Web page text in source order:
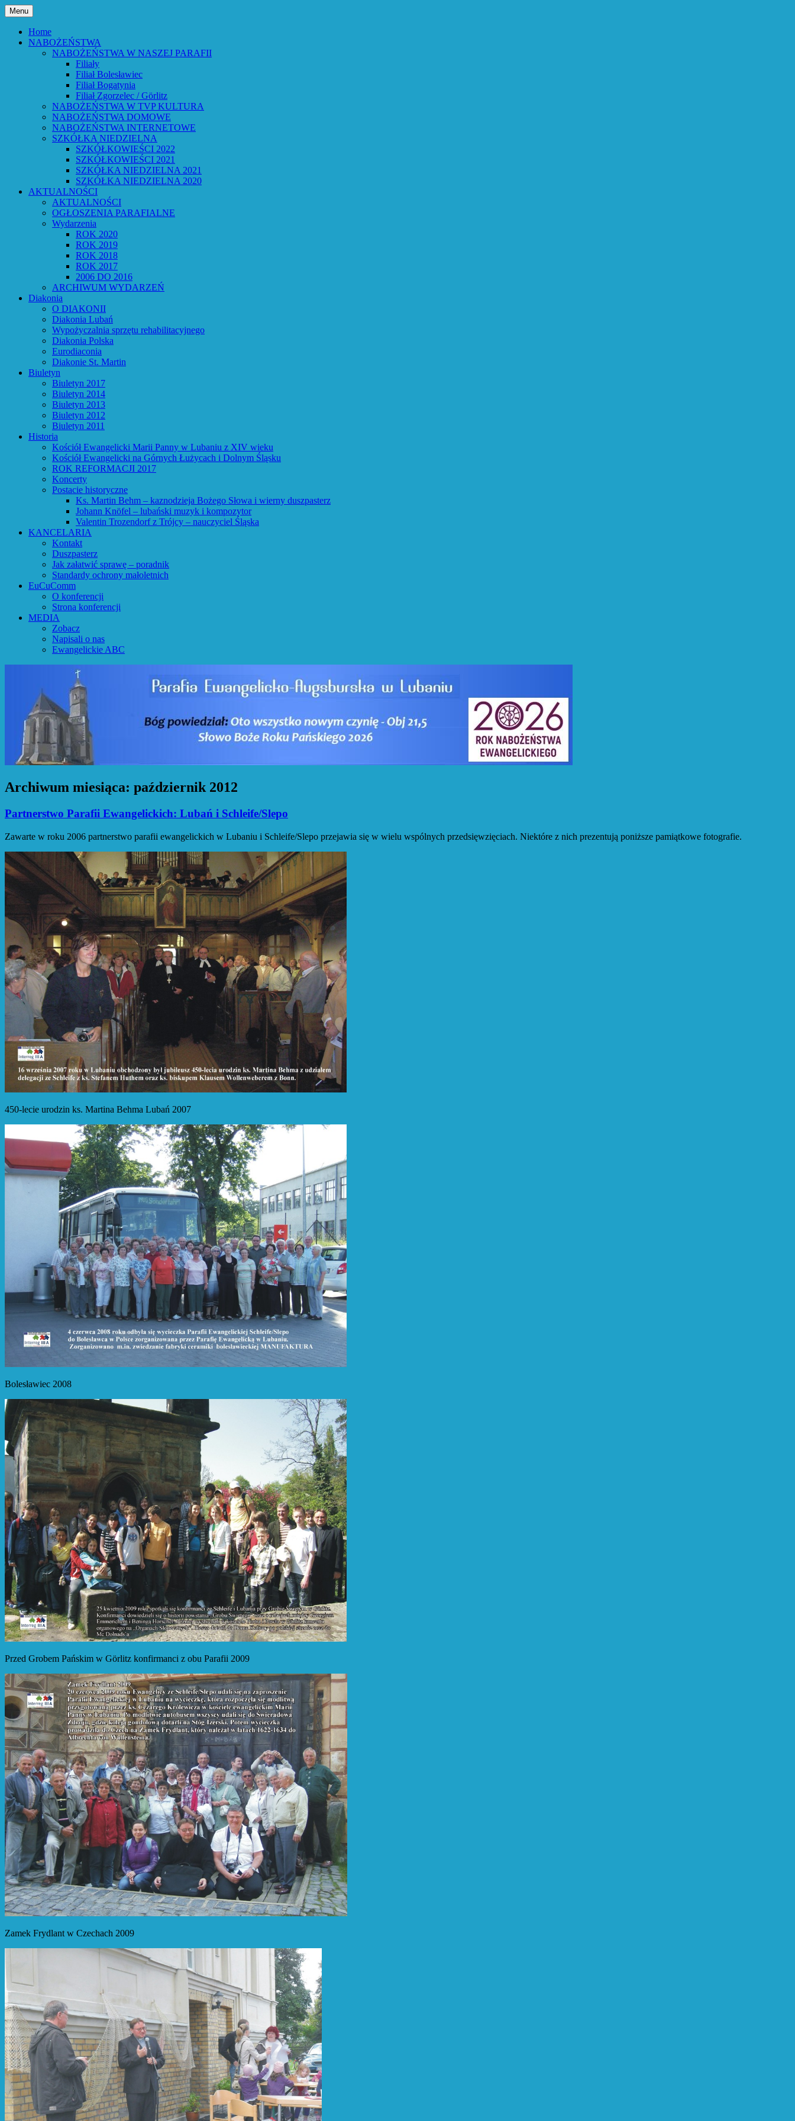
Przejdź
do
treściParafia Ewangelicko-Augsburska w Lubaniu
Menu
Home
NABOŻEŃSTWA
NABOŻEŃSTWA W NASZEJ PARAFII
Filiały
Filiał Bolesławiec
Filiał Bogatynia
Filiał Zgorzelec / Görlitz
NABOŻEŃSTWA W TVP KULTURA
NABOŻEŃSTWA DOMOWE
NABOŻEŃSTWA INTERNETOWE
SZKÓŁKA NIEDZIELNA
SZKÓŁKOWIEŚCI 2022
SZKÓŁKOWIEŚCI 2021
SZKÓŁKA NIEDZIELNA 2021
SZKÓŁKA NIEDZIELNA 2020
AKTUALNOŚCI
AKTUALNOŚCI
OGŁOSZENIA PARAFIALNE
Wydarzenia
ROK 2020
ROK 2019
ROK 2018
ROK 2017
2006 DO 2016
ARCHIWUM WYDARZEŃ
Diakonia
O DIAKONII
Diakonia Lubań
Wypożyczalnia sprzętu rehabilitacyjnego
Diakonia Polska
Eurodiaconia
Diakonie St. Martin
Biuletyn
Biuletyn 2017
Biuletyn 2014
Biuletyn 2013
Biuletyn 2012
Biuletyn 2011
Historia
Kościół Ewangelicki Marii Panny w Lubaniu z XIV wieku
Kościół Ewangelicki na Górnych Łużycach i Dolnym Śląsku
ROK REFORMACJI 2017
Koncerty
Postacie historyczne
Ks. Martin Behm – kaznodzieja Bożego Słowa i wierny duszpasterz
Johann Knöfel – lubański muzyk i kompozytor
Valentin Trozendorf z Trójcy – nauczyciel Śląska
KANCELARIA
Kontakt
Duszpasterz
Jak załatwić sprawę – poradnik
Standardy ochrony małoletnich
EuCuComm
O konferencji
Strona konferencji
MEDIA
Zobacz
Napisali o nas
Ewangelickie ABC
Archiwum miesiąca: październik 2012
Partnerstwo Parafii Ewangelickich: Lubań i Schleife/Slepo
Zawarte w roku 2006 partnerstwo parafii ewangelickich w Lubaniu i Schleife/Slepo przejawia się w wielu wspólnych przedsięwzięciach. Niektóre z nich prezentują poniższe pamiątkowe fotografie.
450-lecie urodzin ks. Martina Behma Lubań 2007
Bolesławiec 2008
Przed Grobem Pańskim w Görlitz konfirmanci z obu Parafii 2009
Zamek Frydlant w Czechach 2009